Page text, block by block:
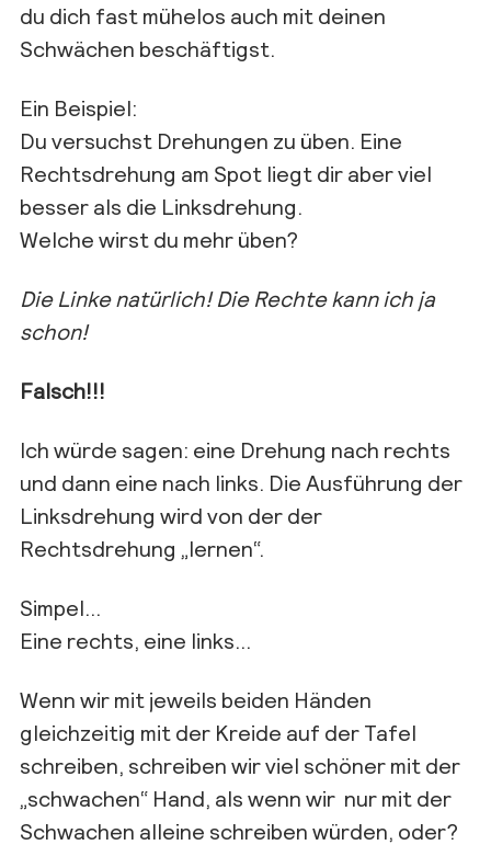
du dich fast mühelos auch mit deinen
Schwächen beschäftigst.
Ein Beispiel:
Du versuchst Drehungen zu üben. Eine
Rechtsdrehung am Spot liegt dir aber viel
besser als die Linksdrehung.
Welche wirst du mehr üben?
Die Linke natürlich! Die Rechte kann ich ja
schon!
Falsch!!!
Ich würde sagen: eine Drehung nach rechts
und dann eine nach links. Die Ausführung der
Linksdrehung wird von der der
Rechtsdrehung „lernen“.
Simpel…
Eine rechts, eine links…
Wenn wir mit jeweils beiden Händen
gleichzeitig mit der Kreide auf der Tafel
schreiben, schreiben wir viel schöner mit der
„schwachen“ Hand, als wenn wir nur mit der
Schwachen alleine schreiben würden, oder?